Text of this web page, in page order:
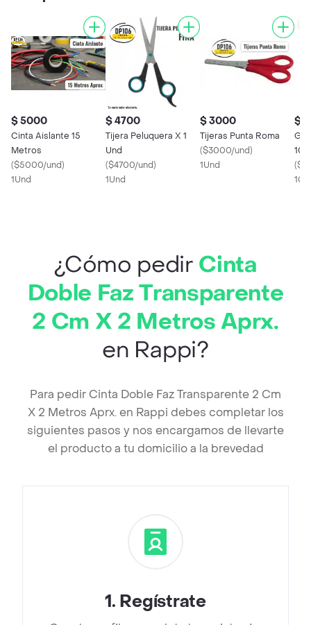
$ 5000
Cinta Aislante 15
Metros
($5000/und)
1Und
$ 4700
Tijera Peluquera X 1
Und
($4700/und)
1Und
$ 3000
Tijeras Punta Roma
($3000/und)
1Und
$
10
(
¿Cómo pedir Cinta
Doble Faz Transparente
2 Cm X 2 Metros Aprx.
en Rappi?
Para pedir Cinta Doble Faz Transparente 2 Cm
X 2 Metros Aprx. en Rappi debes completar los
siguientes pasos y nos encargamos de llevarte
el producto a tu domicilio a la brevedad
1. Regístrate